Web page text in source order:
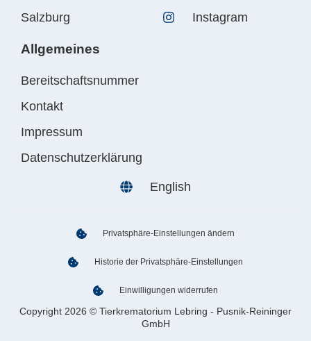
Salzburg
Instagram
Allgemeines
Bereitschaftsnummer
Kontakt
Impressum
Datenschutzerklärung
English
Privatsphäre-Einstellungen ändern
Historie der Privatsphäre-Einstellungen
Einwilligungen widerrufen
Copyright 2026 © Tierkrematorium Lebring - Pusnik-Reininger
GmbH